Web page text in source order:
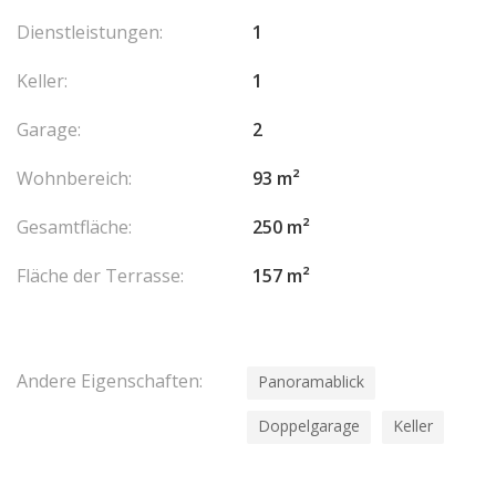
Dienstleistungen:
1
Keller:
1
Garage:
2
Wohnbereich:
93 m²
Gesamtfläche:
250 m²
Fläche der Terrasse:
157 m²
Andere Eigenschaften: Panoramablick
Doppelgarage Keller